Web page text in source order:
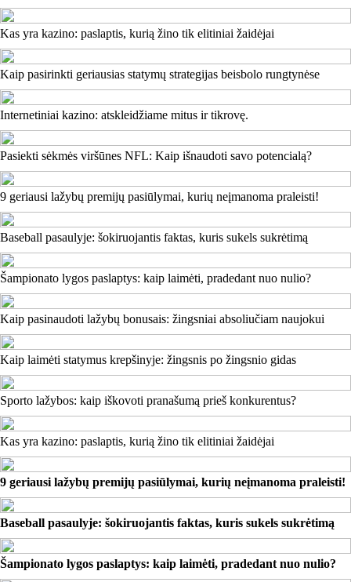
Kas yra kazino: paslaptis, kurią žino tik elitiniai žaidėjai
Kaip pasirinkti geriausias statymų strategijas beisbolo rungtynėse
Internetiniai kazino: atskleidžiame mitus ir tikrovę.
Pasiekti sėkmės viršūnes NFL: Kaip išnaudoti savo potencialą?
9 geriausi lažybų premijų pasiūlymai, kurių neįmanoma praleisti!
Baseball pasaulyje: šokiruojantis faktas, kuris sukels sukrėtimą
Šampionato lygos paslaptys: kaip laimėti, pradedant nuo nulio?
Kaip pasinaudoti lažybų bonusais: žingsniai absoliučiam naujokui
Kaip laimėti statymus krepšinyje: žingsnis po žingsnio gidas
Sporto lažybos: kaip iškovoti pranašumą prieš konkurentus?
Kas yra kazino: paslaptis, kurią žino tik elitiniai žaidėjai
9 geriausi lažybų premijų pasiūlymai, kurių neįmanoma praleisti!
Baseball pasaulyje: šokiruojantis faktas, kuris sukels sukrėtimą
Šampionato lygos paslaptys: kaip laimėti, pradedant nuo nulio?